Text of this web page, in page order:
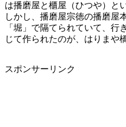
は播磨屋と櫃屋（ひつや）と
しかし、播磨屋宗徳の播磨屋
「堀」で隔てられていて、
じて作られたのが、はりまや
スポンサーリンク